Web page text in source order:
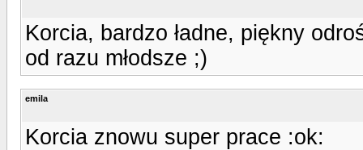
Korcia, bardzo ładne, piękny
od razu młodsze ;)
emila
Korcia znowu super prace :ok: